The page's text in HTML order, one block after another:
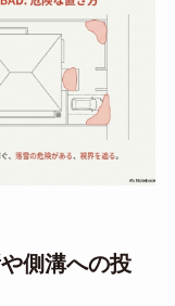
側溝への投